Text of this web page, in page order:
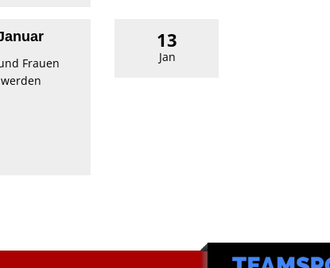
Frauen
13
Jan